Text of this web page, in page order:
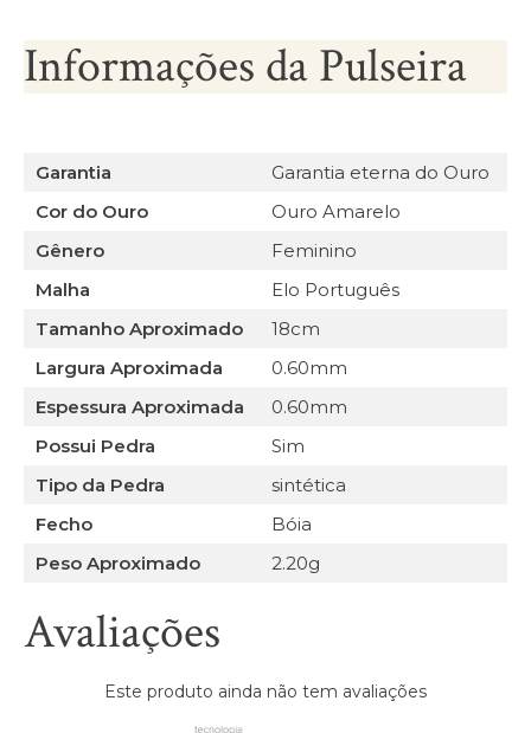
Informações da Pulseira
Garantia
Garantia eterna do Ouro
Cor do Ouro
Ouro Amarelo
Gênero
Feminino
Malha
Elo Português
Tamanho Aproximado
18cm
Largura Aproximada
0.60mm
Espessura Aproximada
0.60mm
Possui Pedra
Sim
Tipo da Pedra
sintética
Fecho
Bóia
Peso Aproximado
2.20g
Avaliações
Este produto ainda não tem avaliações